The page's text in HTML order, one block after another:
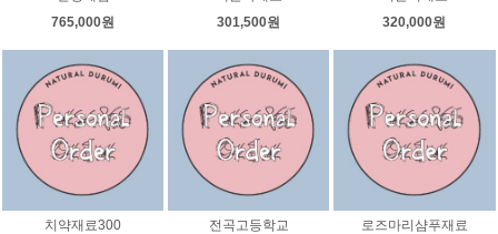
765,000원
301,500원
320,000원
치약재료300
전곡고등학교
로즈마리샴푸재료